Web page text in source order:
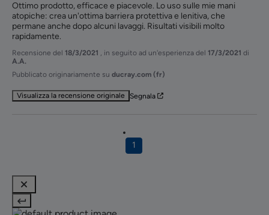
Ottimo prodotto, efficace e piacevole. Lo uso sulle mie mani
atopiche: crea un'ottima barriera protettiva e lenitiva, che
permane anche dopo alcuni lavaggi. Risultati visibili molto
rapidamente.
Recensione del 18/3/2021 , in seguito ad un'esperienza del 17/3/2021 di
A.A.
Pubblicato originariamente su ducray.com (fr)
Visualizza la recensione originale Segnala
1